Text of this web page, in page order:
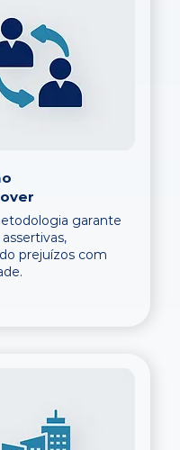
garante
prejuízos com